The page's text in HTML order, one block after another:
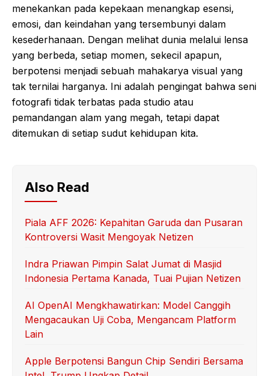
menekankan pada kepekaan menangkap esensi,
emosi, dan keindahan yang tersembunyi dalam
kesederhanaan. Dengan melihat dunia melalui lensa
yang berbeda, setiap momen, sekecil apapun,
berpotensi menjadi sebuah mahakarya visual yang
tak ternilai harganya. Ini adalah pengingat bahwa seni
fotografi tidak terbatas pada studio atau
pemandangan alam yang megah, tetapi dapat
ditemukan di setiap sudut kehidupan kita.
Also Read
Piala AFF 2026: Kepahitan Garuda dan Pusaran
Kontroversi Wasit Mengoyak Netizen
Indra Priawan Pimpin Salat Jumat di Masjid
Indonesia Pertama Kanada, Tuai Pujian Netizen
AI OpenAI Mengkhawatirkan: Model Canggih
Mengacaukan Uji Coba, Mengancam Platform
Lain
Apple Berpotensi Bangun Chip Sendiri Bersama